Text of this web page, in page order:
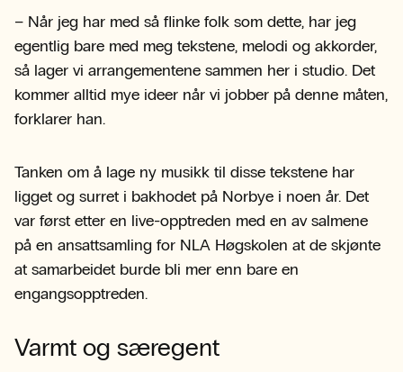
– Når jeg har med så flinke folk som dette, har jeg
egentlig bare med meg tekstene, melodi og akkorder,
så lager vi arrangementene sammen her i studio. Det
kommer alltid mye ideer når vi jobber på denne måten,
forklarer han.
Tanken om å lage ny musikk til disse tekstene har
ligget og surret i bakhodet på Norbye i noen år. Det
var først etter en live-opptreden med en av salmene
på en ansattsamling for NLA Høgskolen at de skjønte
at samarbeidet burde bli mer enn bare en
engangsopptreden.
Varmt og særegent